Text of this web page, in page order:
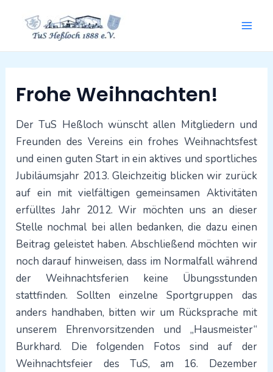
Inhalt
springen
Frohe Weihnachten!
Der TuS Heßloch wünscht allen Mitgliedern und
Freunden des Vereins ein frohes Weihnachtsfest
und einen guten Start in ein aktives und sportliches
Jubiläumsjahr 2013. Gleichzeitig blicken wir zurück
auf ein mit vielfältigen gemeinsamen Aktivitäten
erfülltes Jahr 2012. Wir möchten uns an dieser
Stelle nochmal bei allen bedanken, die dazu einen
Beitrag geleistet haben. Abschließend möchten wir
noch darauf hinweisen, dass im Normalfall während
der Weihnachtsferien keine Übungsstunden
stattfinden. Sollten einzelne Sportgruppen das
anders handhaben, bitten wir um Rücksprache mit
unserem Ehrenvorsitzenden und „Hausmeister“
Burkhard. Die folgenden Fotos sind auf der
Weihnachtsfeier des TuS, am 16. Dezember